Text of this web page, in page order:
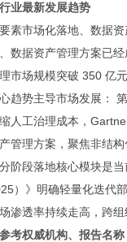
行业最新发展趋势
素市场化落地、数据
数据资产管理方案已
市场规模突破 350 亿
趋势主导市场发展：
人工治理成本，
管理方案，聚焦非结
阶段落地核心模块是
）》明确轻量化迭代
场渗透率持续走高，跨
参考权威机构、报告名称